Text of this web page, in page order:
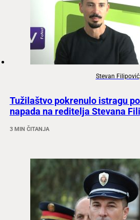
Stevan
Tužilaštvo pokrenulo istragu
napada na reditelja Stevana
3 MIN ČITANJA